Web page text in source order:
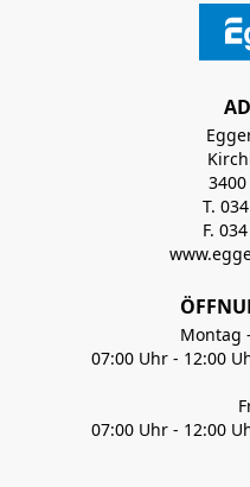
T.
F.
Montag
07:00 Uhr - 12:00
07:00 Uhr - 12:00